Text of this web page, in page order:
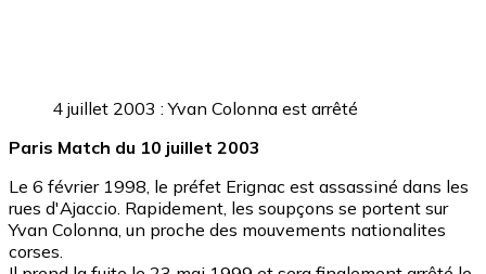
4 juillet 2003 : Yvan Colonna est arrêté
Paris Match du 10 juillet 2003
Le 6 février 1998, le préfet Erignac est assassiné dans les
rues d'Ajaccio. Rapidement, les soupçons se portent sur
Yvan Colonna, un proche des mouvements nationalites
corses.